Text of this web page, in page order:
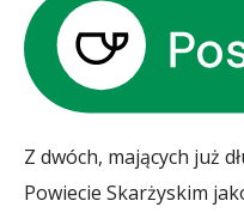
Z dwóch, mających już
Powiecie Skarżyskim